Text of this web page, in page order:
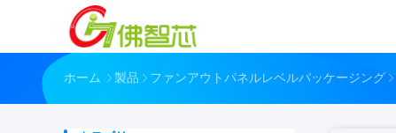
ホーム 製品 ファンアウトパネルレベルパッケージング